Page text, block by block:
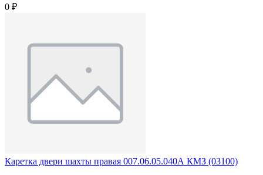
0 ₽
Каретка двери шахты правая 007.06.05.040А КМЗ (03100)